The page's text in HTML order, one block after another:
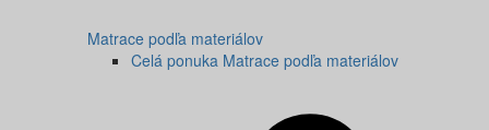
Matrace podľa materiálov
Celá ponuka Matrace podľa materiálov